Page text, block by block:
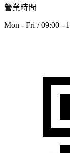
營業時間
Mon - Fri / 09:00 -